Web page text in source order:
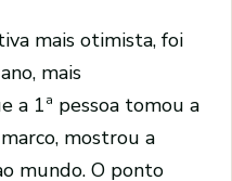
mais otimista, foi
mais
a 1ª pessoa tomou a
mostrou a
mundo. O ponto